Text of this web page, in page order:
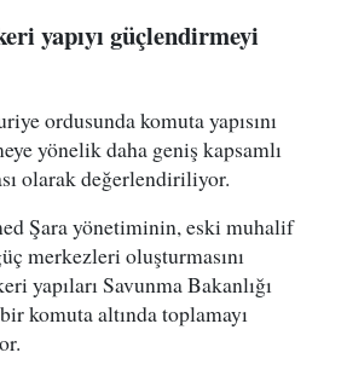
yapıyı güçlendirmeyi
ordusunda komuta yapısını
yönelik daha geniş kapsamlı
olarak değerlendiriliyor.
Şara yönetiminin, eski muhalif
merkezleri oluşturmasını
yapıları Savunma Bakanlığı
komuta altında toplamayı